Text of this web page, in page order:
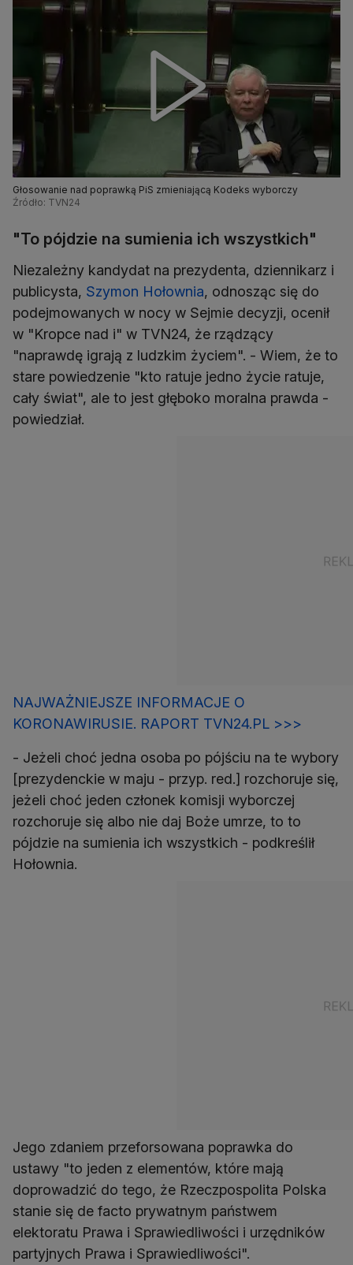
Głosowanie nad poprawką PiS zmieniającą Kodeks wyborczy
Źródło: TVN24
"To pójdzie na sumienia ich wszystkich"
Niezależny kandydat na prezydenta, dziennikarz i
publicysta, Szymon Hołownia, odnosząc się do
podejmowanych w nocy w Sejmie decyzji, ocenił
w "Kropce nad i" w TVN24, że rządzący
"naprawdę igrają z ludzkim życiem". - Wiem, że to
stare powiedzenie "kto ratuje jedno życie ratuje,
cały świat", ale to jest głęboko moralna prawda -
powiedział.
NAJWAŻNIEJSZE INFORMACJE O
KORONAWIRUSIE. RAPORT TVN24.PL >>>
- Jeżeli choć jedna osoba po pójściu na te wybory
[prezydenckie w maju - przyp. red.] rozchoruje się,
jeżeli choć jeden członek komisji wyborczej
rozchoruje się albo nie daj Boże umrze, to to
pójdzie na sumienia ich wszystkich - podkreślił
Hołownia.
Jego zdaniem przeforsowana poprawka do
ustawy "to jeden z elementów, które mają
doprowadzić do tego, że Rzeczpospolita Polska
stanie się de facto prywatnym państwem
elektoratu Prawa i Sprawiedliwości i urzędników
partyjnych Prawa i Sprawiedliwości".